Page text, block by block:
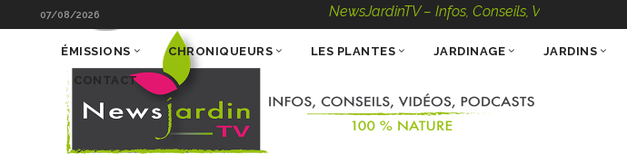
07/08/2026 NewsJardinTV – Infos, Conseils, Vidéos, Podcasts –
ÉMISSIONS CHRONIQUEURS LES PLANTES JARDINAGE JARDINS
CONTACT